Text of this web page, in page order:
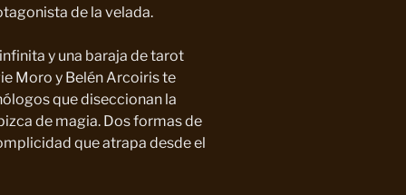
de la velada.
y una baraja de tarot
Moro y Belén Arcoiris te
que diseccionan la
de magia. Dos formas de
que atrapa desde el